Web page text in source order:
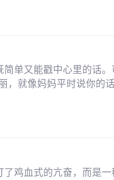
单又能戳中心里的话
，就像妈妈平时说你的
鸡血式的亢奋，而是